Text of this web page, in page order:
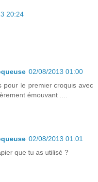
20:24
02/08/2013 01:00
pour le premier croquis avec
émouvant ....
02/08/2013 01:01
que tu as utilisé ?